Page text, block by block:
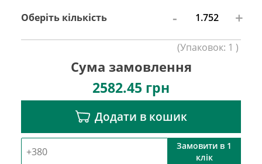
Оберіть кількість - +
(Упаковок: 1 )
Сума замовлення
2582.45 грн
Додати в кошик
Замовити в 1
клік